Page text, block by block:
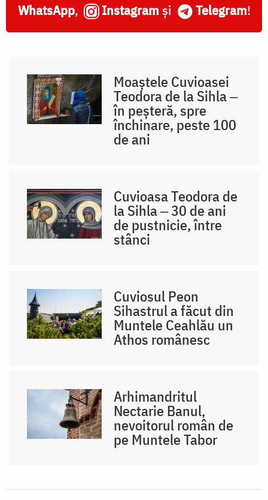
WhatsApp, Instagram și Telegram!
Moaștele Cuvioasei
Teodora de la Sihla ‒
în peșteră, spre
închinare, peste 100
de ani
Cuvioasa Teodora de
la Sihla ‒ 30 de ani
de pustnicie, între
stânci
Cuviosul Peon
Sihastrul a făcut din
Muntele Ceahlău un
Athos românesc
Arhimandritul
Nectarie Banul,
nevoitorul român de
pe Muntele Tabor